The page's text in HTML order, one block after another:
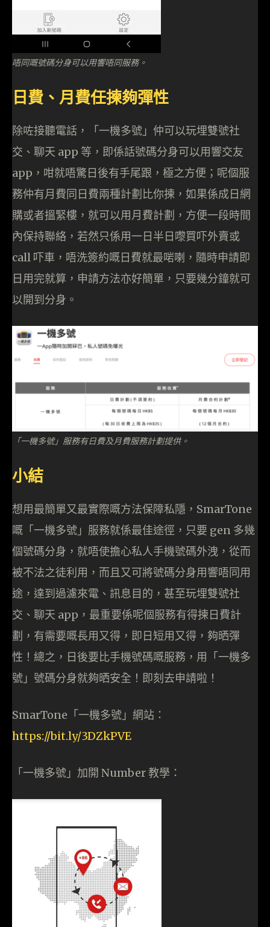
唔同嘅號碼分身可以用響唔同服務。
日費、月費任揀夠彈性
除咗接聽電話，「一機多號」仲可以玩埋雙號社
交、聊天 app 等，即係話號碼分身可以用響交友
app，咁就唔驚日後有手尾跟，極之方便；呢個服
務仲有月費同日費兩種計劃比你揀，如果係成日網
購或者搵緊樓，就可以用月費計劃，方便一段時間
內保持聯絡，若然只係用一日半日嚟買吓外賣或
call 吓車，唔洗簽約嘅日費就最啱喇，隨時申請即
日用完就算，申請方法亦好簡單，只要幾分鐘就可
以開到分身。
「一機多號」服務有日費及月費服務計劃提供。
小結
想用最簡單又最實際嘅方法保障私隱，SmarTone
嘅「一機多號」服務就係最佳途徑，只要 gen 多幾
個號碼分身，就唔使擔心私人手機號碼外洩，從而
被不法之徒利用，而且又可將號碼分身用響唔同用
途，達到過濾來電、訊息目的，甚至玩埋雙號社
交、聊天 app，最重要係呢個服務有得揀日費計
劃，有需要嘅長用又得，即日短用又得，夠晒彈
性！總之，日後要比手機號碼嘅服務，用「一機多
號」號碼分身就夠晒安全！即刻去申請啦！
SmarTone「一機多號」網站：
https://bit.ly/3DZkPVE
「一機多號」加開 Number 教學：